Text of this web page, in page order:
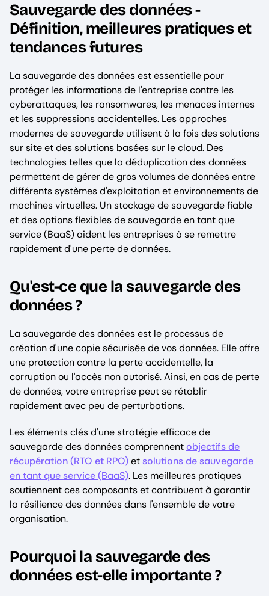
Sauvegarde des données -
Définition, meilleures pratiques et
tendances futures
La sauvegarde des données est essentielle pour
protéger les informations de l'entreprise contre les
cyberattaques, les ransomwares, les menaces internes
et les suppressions accidentelles. Les approches
modernes de sauvegarde utilisent à la fois des solutions
sur site et des solutions basées sur le cloud. Des
technologies telles que la déduplication des données
permettent de gérer de gros volumes de données entre
différents systèmes d'exploitation et environnements de
machines virtuelles. Un stockage de sauvegarde fiable
et des options flexibles de sauvegarde en tant que
service (BaaS) aident les entreprises à se remettre
rapidement d'une perte de données.
Qu'est-ce que la sauvegarde des
données ?
La sauvegarde des données est le processus de
création d'une copie sécurisée de vos données. Elle offre
une protection contre la perte accidentelle, la
corruption ou l'accès non autorisé. Ainsi, en cas de perte
de données, votre entreprise peut se rétablir
rapidement avec peu de perturbations.
Les éléments clés d'une stratégie efficace de
sauvegarde des données comprennentobjectifs de
récupération (RTO et RPO)et solutions de sauvegarde
en tant que service (BaaS). Les meilleures pratiques
soutiennent ces composants et contribuent à garantir
la résilience des données dans l'ensemble de votre
organisation.
Pourquoi la sauvegarde des
données est-elle importante ?